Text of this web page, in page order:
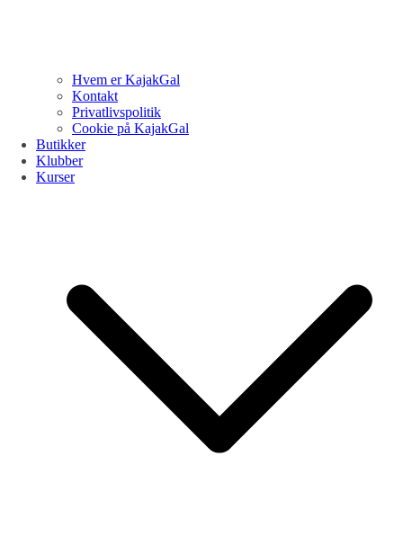
Hvem er KajakGal
Kontakt
Privatlivspolitik
Cookie på KajakGal
Butikker
Klubber
Kurser